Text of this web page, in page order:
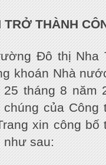
TRỞ THÀNH
Đô thị Nha
khoán Nhà
25 tháng 8 năm
của Công
xin công bố
như sau: